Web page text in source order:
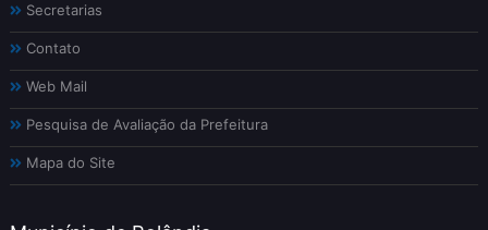
Secretarias
Contato
Web Mail
Pesquisa de Avaliação da Prefeitura
Mapa do Site